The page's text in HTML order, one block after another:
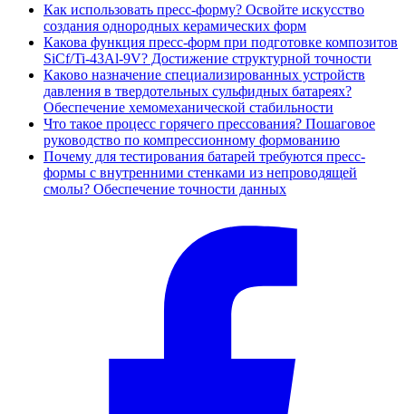
Как использовать пресс-форму? Освойте искусство
создания однородных керамических форм
Какова функция пресс-форм при подготовке композитов
SiCf/Ti-43Al-9V? Достижение структурной точности
Каково назначение специализированных устройств
давления в твердотельных сульфидных батареях?
Обеспечение хемомеханической стабильности
Что такое процесс горячего прессования? Пошаговое
руководство по компрессионному формованию
Почему для тестирования батарей требуются пресс-
формы с внутренними стенками из непроводящей
смолы? Обеспечение точности данных